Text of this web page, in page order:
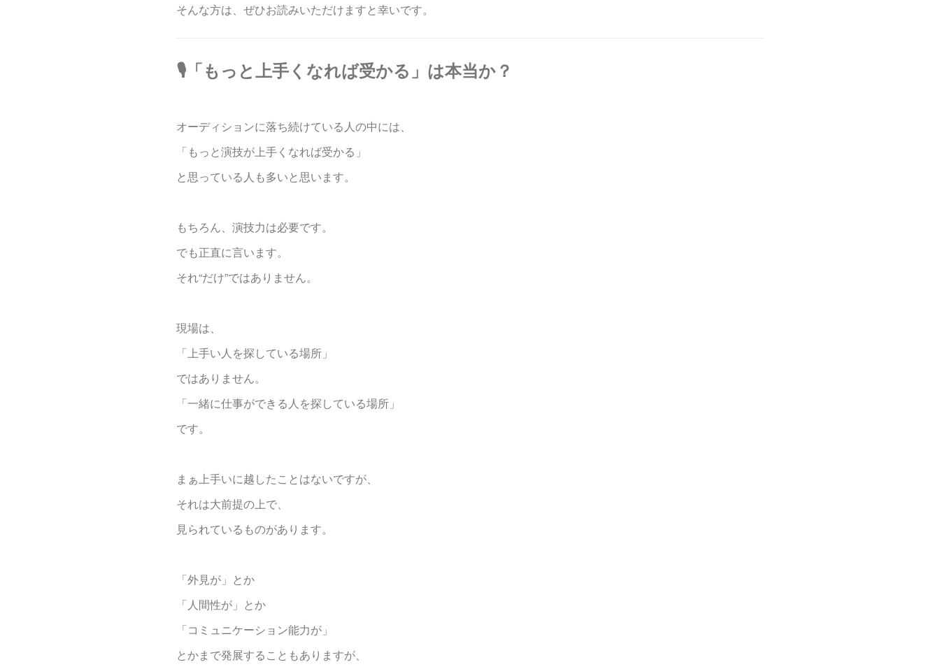
そんな方は、ぜひお読みいただけますと幸いです。
🎙️「もっと上手くなれば受かる」は本当か？
オーディションに落ち続けている人の中には、
「もっと演技が上手くなれば受かる」
と思っている人も多いと思います。
もちろん、演技力は必要です。
でも正直に言います。
それ“だけ”ではありません。
現場は、
「上手い人を探している場所」
ではありません。
「一緒に仕事ができる人を探している場所」
です。
まぁ上手いに越したことはないですが、
それは大前提の上で、
見られているものがあります。
「外見が」とか
「人間性が」とか
「コミュニケーション能力が」
とかまで発展することもありますが、